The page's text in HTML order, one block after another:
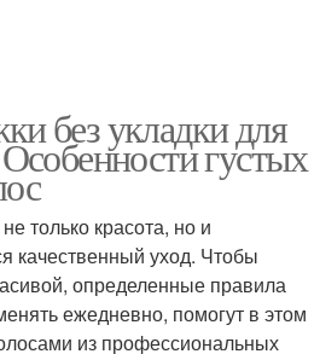
без укладки для
густых
только красота, но и
качественный уход. Чтобы
определенные правила
ежедневно, помогут в этом
из профессиональных